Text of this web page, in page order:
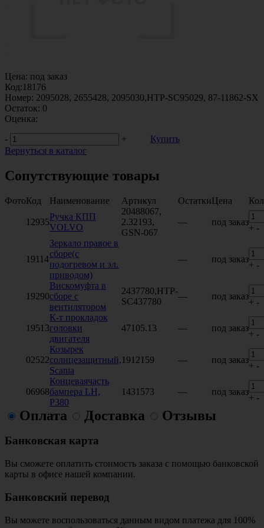
Цена: под заказ
Код:18176
Номер: 2095028, 2655428, 2095030,HTP-SC95029, 87-11862-SX
Остаток: 0
Оценка:
-
+
Купить
Вернуться в каталог
Сопутствующие товары
ФотоКод Наименование Артикул ОстаткиЦена
12935
Ручка КПП
VOLVO
20488067,
2.32193,
GSN-067
— под заказ
+ -
19114
Зеркало правое в
сборе(с
подогревом и эл.
приводом)
— под заказ
+ -
19290
Вискомуфта в
сборе с
вентилятором
2437780,HTP-
SC437780
— под заказ
+ -
19513
К-т прокладок
головки
двигателя
47105.13 — под заказ
+ -
02522
Козырек
солнцезащитный,
Scania
1912159 — под заказ
+ -
06968
Концеваячасть
бампера LH,
P380
1431573 — под заказ
+ -
Оплата Доставка Отзывы
Банковская карта
Вы сможете оплатить стоимость заказа с помощью банковской
карты в офисе нашей компании.
Банковский перевод
Вы можете воспользоваться данным видом платежа для 100%